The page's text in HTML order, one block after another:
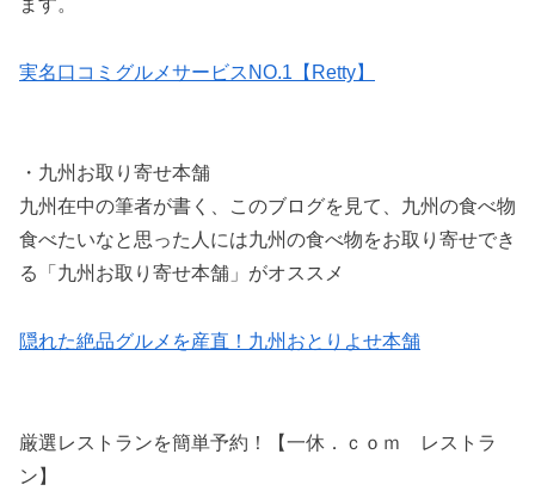
実名口コミグルメサービスNO.1【Retty】
・九州お取り寄せ本舗
九州在中の筆者が書く、このブログを見て、九州の食べ物
食べたいなと思った人には九州の食べ物をお取り寄せでき
る「九州お取り寄せ本舗」がオススメ
隠れた絶品グルメを産直！九州おとりよせ本舗
厳選レストランを簡単予約！【一休．ｃｏｍ レストラ
ン】